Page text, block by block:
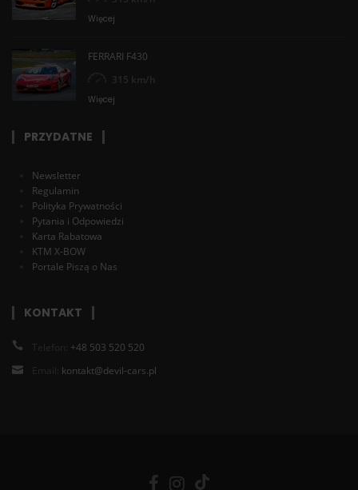
Więcej
FERRARI F430
315 km/h
Więcej
PRZYDATNE
Newsletter
Regulamin
Polityka Prywatności
Pytania i Odpowiedzi
Karta Rabatowa
KTM X-BOW
Portale Piszą o Nas
KONTAKT
Telefon: +48 503 520 520
Email: kontakt@devil-cars.pl